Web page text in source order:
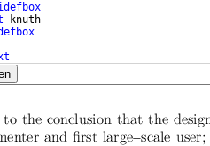
knuth